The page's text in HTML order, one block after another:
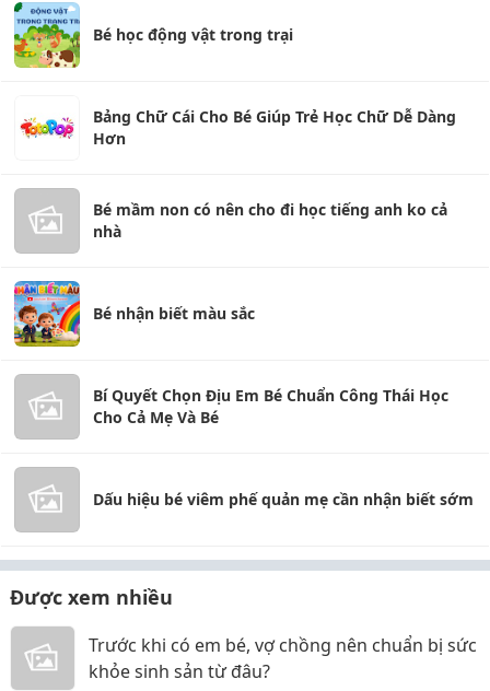
Bé học động vật trong trại
Bảng Chữ Cái Cho Bé Giúp Trẻ Học Chữ Dễ Dàng
Hơn
Bé mầm non có nên cho đi học tiếng anh ko cả
nhà
Bé nhận biết màu sắc
Bí Quyết Chọn Địu Em Bé Chuẩn Công Thái Học
Cho Cả Mẹ Và Bé
Dấu hiệu bé viêm phế quản mẹ cần nhận biết sớm
Được xem nhiều
Trước khi có em bé, vợ chồng nên chuẩn bị sức
khỏe sinh sản từ đâu?